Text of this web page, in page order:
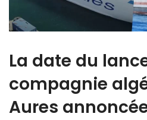
La date du
compagnie
Aures